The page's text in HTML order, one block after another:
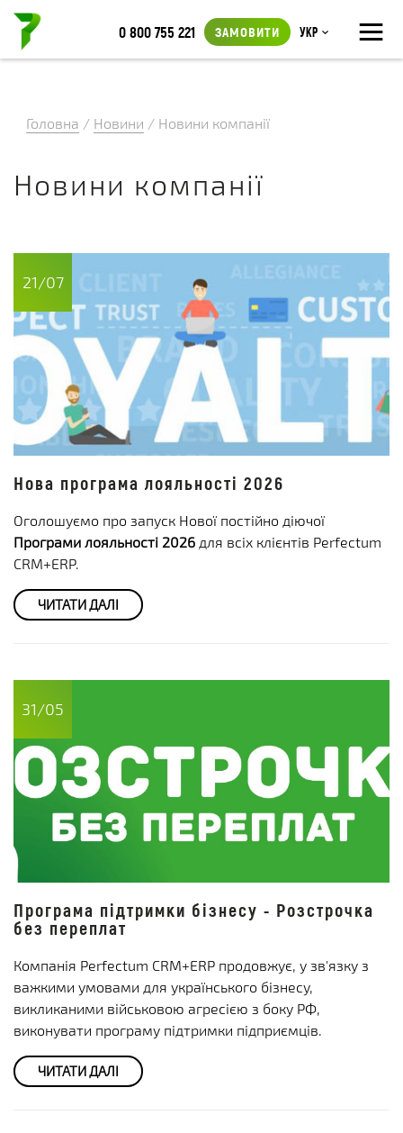
≡
0 800 755 221 ЗАМОВИТИ Укр
Головна / Новини / Новини компанії
Новини компанії
21/07
Нова програма лояльності 2026
Оголошуємо про запуск Нової постійно діючої
Програми лояльності 2026 для всіх клієнтів Perfectum
CRM+ERP.
ЧИТАТИ ДАЛІ
31/05
Програма підтримки бізнесу - Розстрочка
без переплат
Компанія Perfectum CRM+ERP продовжує, у зв'язку з
важкими умовами для українського бізнесу,
викликаними військовою агресією з боку РФ,
виконувати програму підтримки підприємців.
ЧИТАТИ ДАЛІ